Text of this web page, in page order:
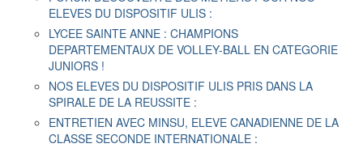
ELEVES DU DISPOSITIF ULIS :
LYCEE SAINTE ANNE : CHAMPIONS
DEPARTEMENTAUX DE VOLLEY-BALL EN CATEGORIE
JUNIORS !
NOS ELEVES DU DISPOSITIF ULIS PRIS DANS LA
SPIRALE DE LA REUSSITE :
ENTRETIEN AVEC MINSU, ELEVE CANADIENNE DE LA
CLASSE SECONDE INTERNATIONALE :